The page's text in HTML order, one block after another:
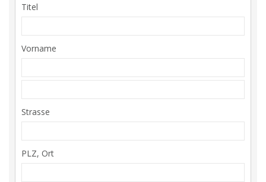
Titel
Vorname
Strasse
PLZ, Ort